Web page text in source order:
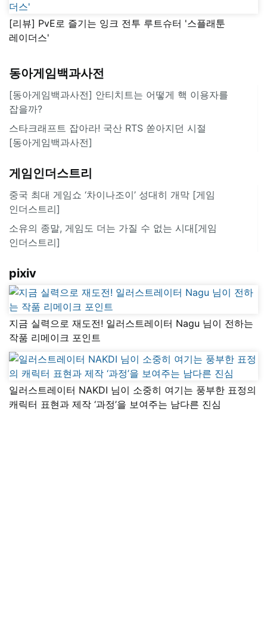
[리뷰] PvE로 즐기는 잉크 전투 루트슈터 '스플래툰
레이더스'
동아게임백과사전
[동아게임백과사전] 안티치트는 어떻게 핵 이용자를
잡을까?
스타크래프트 잡아라! 국산 RTS 쏟아지던 시절
[동아게임백과사전]
게임인더스트리
중국 최대 게임쇼 ‘차이나조이’ 성대히 개막 [게임
인더스트리]
소유의 종말, 게임도 더는 가질 수 없는 시대[게임
인더스트리]
pixiv
지금 실력으로 재도전! 일러스트레이터 Nagu 님이 전하는
작품 리메이크 포인트
일러스트레이터 NAKDI 님이 소중히 여기는 풍부한 표정의
캐릭터 표현과 제작 ‘과정’을 보여주는 남다른 진심